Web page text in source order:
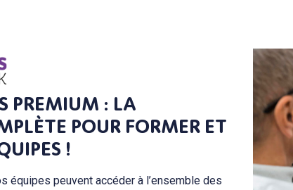
PREMIUM : LA
POUR FORMER ET
!
équipes peuvent accéder à l’ensemble des